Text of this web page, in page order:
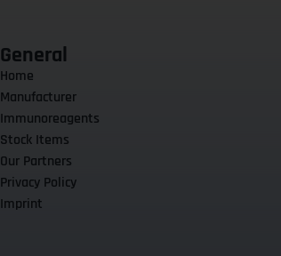
General
Home
Manufacturer
Immunoreagents
Stock Items
Our Partners
Privacy Policy
Imprint